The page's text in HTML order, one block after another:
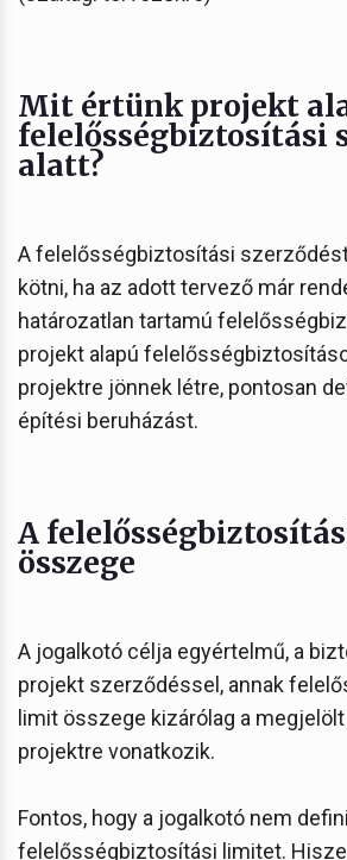
Mit értünk projekt
felelősségbiztosítási
alatt?
A felelősségbiztosítási
kötni, ha az adott tervező már
határozatlan tartamú
projekt alapú
projektre jönnek létre, pontosan
építési beruházást.
A
összege
A jogalkotó célja egyértelmű, a
projekt szerződéssel, annak
limit összege kizárólag a
projektre vonatkozik.
Fontos, hogy a jogalkotó nem
felelősségbiztosítási limitet.